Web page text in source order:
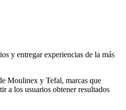
y entregar experiencias de la más
Moulinex y Tefal, marcas que
a los usuarios obtener resultados